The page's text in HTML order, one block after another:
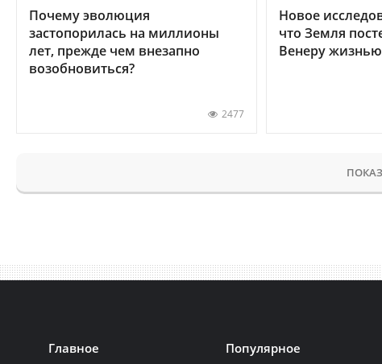
Почему эволюция
застопорилась на миллионы
лет, прежде чем внезапно
возобновиться?
2477
Новое
что Земля
Венеру жизнью
Главное Популярное